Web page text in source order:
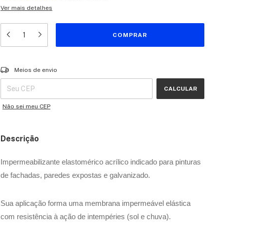
Ver mais detalhes
Entregas para o CEP:
Meios de envio
CALCULAR
Não sei meu CEP
Descrição
Impermeabilizante elastomérico acrílico indicado para pinturas
de fachadas, paredes expostas e galvanizado.
Sua aplicação forma uma membrana impermeável elástica
com resistência à ação de intempéries (sol e chuva).